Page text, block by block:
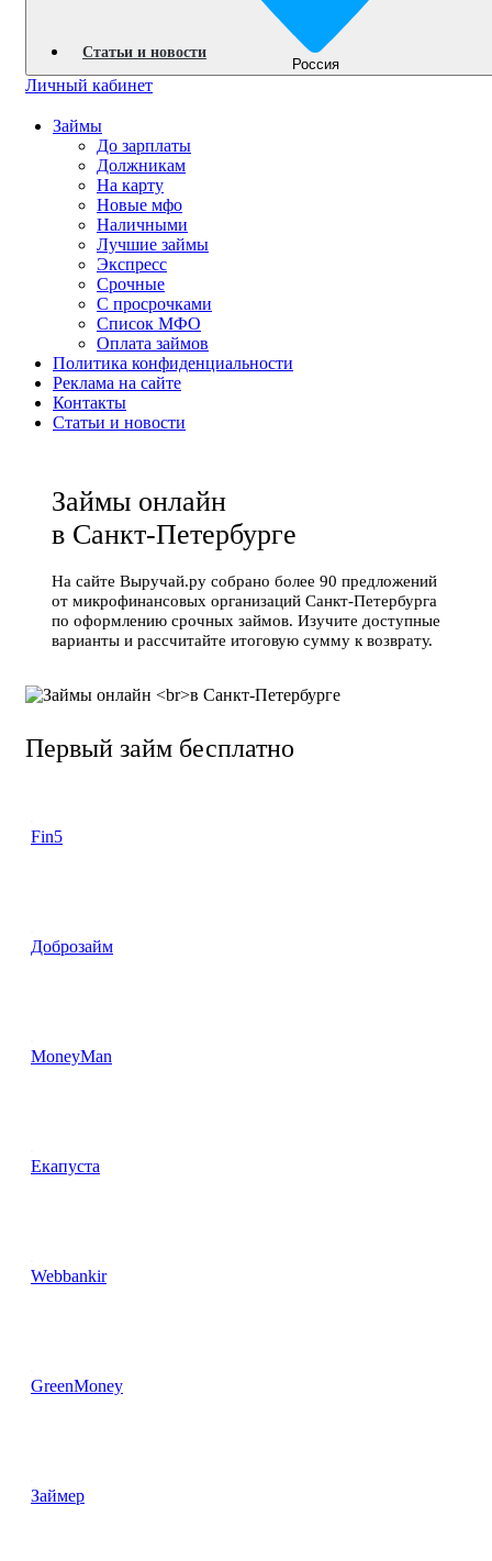
Россия
Личный кабинет
Статьи и новости
Займы
До зарплаты
Должникам
На карту
Новые мфо
Наличными
Лучшие займы
Экспресс
Срочные
С просрочками
Список МФО
Оплата займов
Политика конфиденциальности
Реклама на сайте
Контакты
Статьи и новости
Займы онлайн
в Санкт-Петербурге
На сайте Выручай.ру собрано более 90 предложений
от микрофинансовых организаций Санкт-Петербурга
по оформлению срочных займов. Изучите доступные
варианты и рассчитайте итоговую сумму к возврату.
Первый займ бесплатно
Fin5
Доброзайм
MoneyMan
Екапуста
Webbankir
GreenMoney
Займер